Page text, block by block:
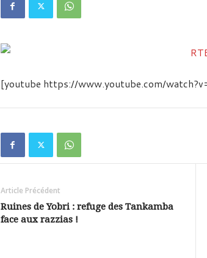
[youtube https://www.youtube.com/
Article Précédent
Ruines de Yobri : refuge des Tankamba
face aux razzias !